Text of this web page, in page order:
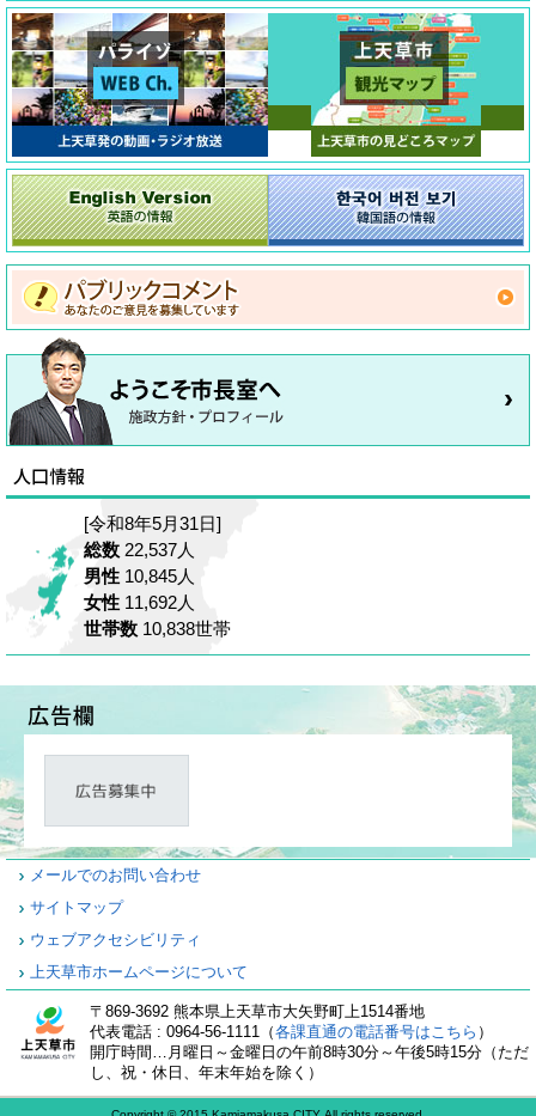
[令和8年5月31日]
総数 22,537人
男性 10,845人
女性 11,692人
世帯数 10,838世帯
メールでのお問い合わせ
サイトマップ
ウェブアクセシビリティ
上天草市ホームページについて
〒869-3692 熊本県上天草市大矢野町上1514番地
代表電話 : 0964-56-1111（各課直通の電話番号はこちら ）
開庁時間…月曜日～金曜日の午前8時30分～午後5時15分（ただ
し、祝・休日、年末年始を除く）